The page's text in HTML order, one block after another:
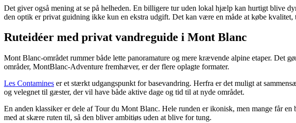
Det giver også mening at se på helheden. En billigere tur uden lokal hjælp kan hurtigt blive
den optik er privat guidning ikke kun en ekstra udgift. Det kan være en måde at købe kvalitet,
Ruteidéer med privat vandreguide i Mont Blanc
Mont Blanc-området rummer både lette panoramature og mere krævende alpine etaper. Det
områder, MontBlanc-Adventure fremhæver, er der flere oplagte formater.
Les Contamines er et stærkt udgangspunkt for basevandring. Herfra er det muligt at
og velegnet til gæster, der vil have både aktive dage og tid til at nyde området.
En anden klassiker er dele af Tour du Mont Blanc. Hele runden er ikonisk, men mange får
med at skære ruten til, så den bliver ambitiøs uden at blive for tung.